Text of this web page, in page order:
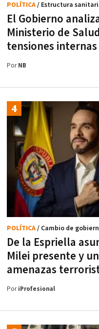
El Gobierno
Ministerio de
tensiones internas
POLÍTICA/ Estructura
PorNB
De la Espriella
Milei presente y
amenazas
POLÍTICA/ Cambio de
PoriProfesional